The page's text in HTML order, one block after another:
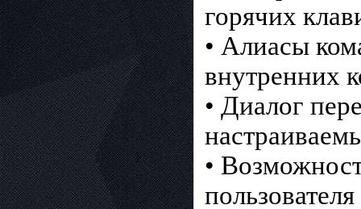
горячих
• Алиасы
внутренних
• Диалог
•